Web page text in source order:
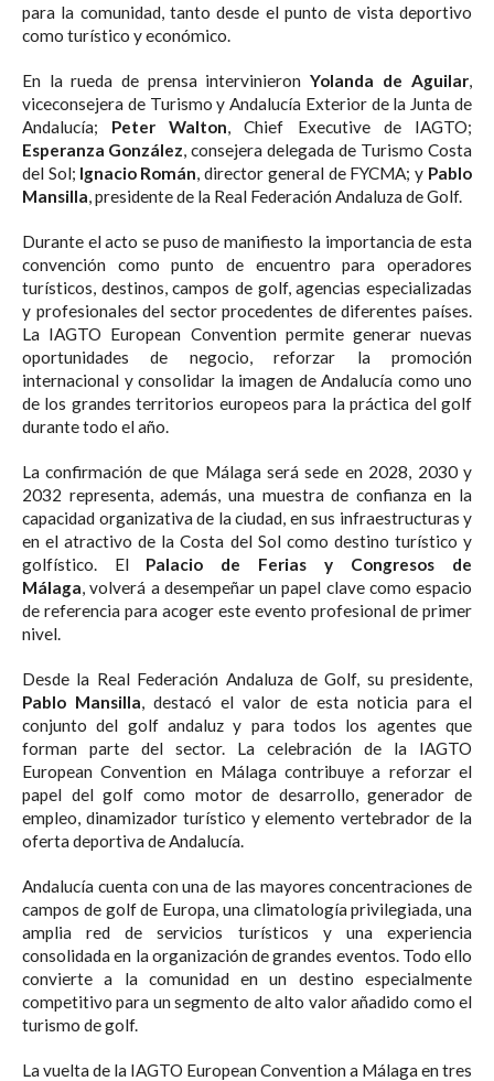
para la comunidad, tanto desde el punto de vista deportivo
como turístico y económico.
En la rueda de prensa intervinieron Yolanda de Aguilar,
viceconsejera de Turismo y Andalucía Exterior de la Junta de
Andalucía; Peter Walton, Chief Executive de IAGTO;
Esperanza González, consejera delegada de Turismo Costa
del Sol; Ignacio Román, director general de FYCMA; y Pablo
Mansilla, presidente de la Real Federación Andaluza de Golf.
Durante el acto se puso de manifiesto la importancia de esta
convención como punto de encuentro para operadores
turísticos, destinos, campos de golf, agencias especializadas
y profesionales del sector procedentes de diferentes países.
La IAGTO European Convention permite generar nuevas
oportunidades de negocio, reforzar la promoción
internacional y consolidar la imagen de Andalucía como uno
de los grandes territorios europeos para la práctica del golf
durante todo el año.
La confirmación de que Málaga será sede en 2028, 2030 y
2032 representa, además, una muestra de confianza en la
capacidad organizativa de la ciudad, en sus infraestructuras y
en el atractivo de la Costa del Sol como destino turístico y
golfístico. El Palacio de Ferias y Congresos de
Málaga, volverá a desempeñar un papel clave como espacio
de referencia para acoger este evento profesional de primer
nivel.
Desde la Real Federación Andaluza de Golf, su presidente,
Pablo Mansilla, destacó el valor de esta noticia para el
conjunto del golf andaluz y para todos los agentes que
forman parte del sector. La celebración de la IAGTO
European Convention en Málaga contribuye a reforzar el
papel del golf como motor de desarrollo, generador de
empleo, dinamizador turístico y elemento vertebrador de la
oferta deportiva de Andalucía.
Andalucía cuenta con una de las mayores concentraciones de
campos de golf de Europa, una climatología privilegiada, una
amplia red de servicios turísticos y una experiencia
consolidada en la organización de grandes eventos. Todo ello
convierte a la comunidad en un destino especialmente
competitivo para un segmento de alto valor añadido como el
turismo de golf.
La vuelta de la IAGTO European Convention a Málaga en tres